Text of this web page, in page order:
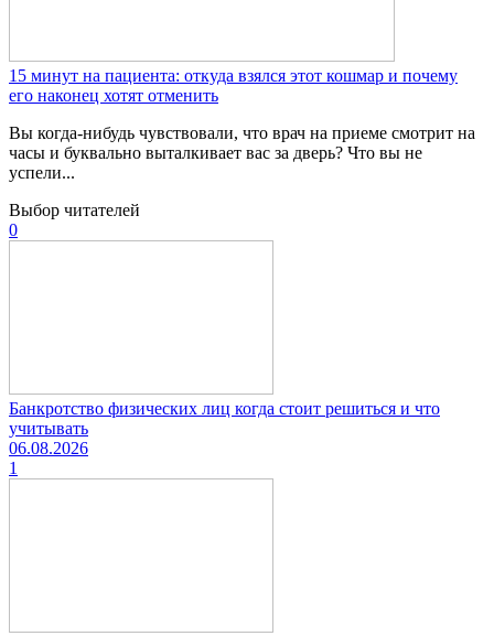
15 минут на пациента: откуда взялся этот кошмар и почему
его наконец хотят отменить
Вы когда-нибудь чувствовали, что врач на приеме смотрит на
часы и буквально выталкивает вас за дверь? Что вы не
успели...
Выбор читателей
0
Банкротство физических лиц когда стоит решиться и что
учитывать
06.08.2026
1